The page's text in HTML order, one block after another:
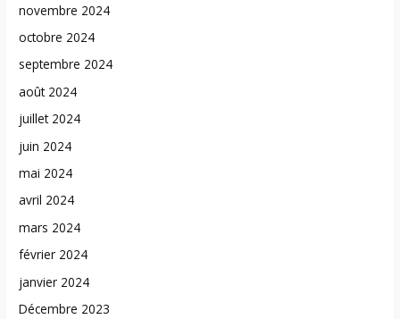
novembre 2024
octobre 2024
septembre 2024
août 2024
juillet 2024
juin 2024
mai 2024
avril 2024
mars 2024
février 2024
janvier 2024
Décembre 2023